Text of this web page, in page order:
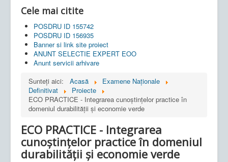
Cele mai citite
POSDRU ID 155742
POSDRU ID 156935
Banner si link site proiect
ANUNT SELECTIE EXPERT EOO
Anunt servicii arhivare
Sunteți aici:
Acasă
Examene Naționale
Definitivat
Proiecte
ECO PRACTICE - Integrarea cunoștințelor practice în
domeniul durabilității și economie verde
ECO PRACTICE - Integrarea
cunoștințelor practice în domeniul
durabilității și economie verde